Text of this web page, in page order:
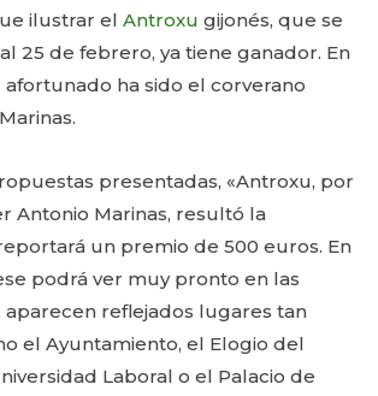
ilustrar el Antroxu gijonés, que se
25 de febrero, ya tiene ganador. En
afortunado ha sido el corverano
presentadas, «Antroxu, por
Antonio Marinas, resultó la
un premio de 500 euros. En
podrá ver muy pronto en las
aparecen reflejados lugares tan
el Ayuntamiento, el Elogio del
Laboral o el Palacio de